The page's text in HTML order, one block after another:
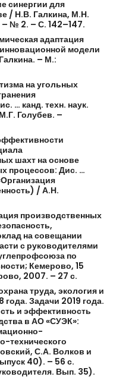
синергии для
/ Н.В. Галкина, М.Н.
– № 2. – С. 142–147.
адаптация
инновационной модели
Галкина. – М.:
наугольных
… канд. техн. наук.
М.Г. Голубев. –
шахт наоснове
процессов: Дис. …
/ А.Н.
производственных
насовещании
с руководителями
по
Кемерово, 15
2007. – 27 с.
труда, экология и
года. Задачи 2019 года.
и эффективность
в АО«СУЭК»:
технического
С.А. Волков и
40). – 56 с.
Вып. 35).